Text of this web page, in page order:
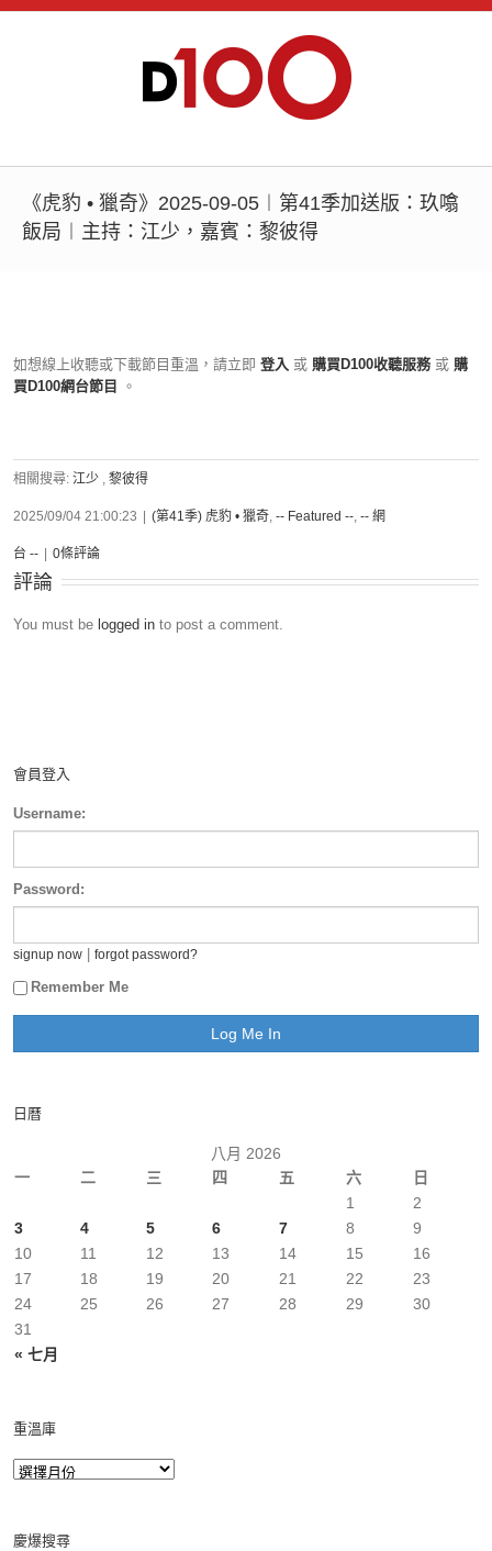
《虎豹 • 獵奇》2025-09-05︱第41季加送版：玖噏
飯局︱主持：江少，嘉賓：黎彼得
如想線上收聽或下載節目重溫，請立即 登入 或 購買D100收聽服務 或 購
買D100網台節目
。
相關搜尋: 江少 , 黎彼得
2025/09/04 21:00:23 (第41季) 虎豹 • 獵奇, -- Featured --, -- 網
台 -- 0條評論
評論
You must be logged in to post a comment.
會員登入
Username:
Password:
signup now forgot password?
Remember Me
日曆
八月 2026
一
二 三 四 五 六 日
« 七月
1
2
3
4 5 6 7 8
9
10
11 12 13 14 15
16
17
18 19 20 21 22
23
24
25 26 27 28 29
30
31
重溫庫
慶爆搜尋